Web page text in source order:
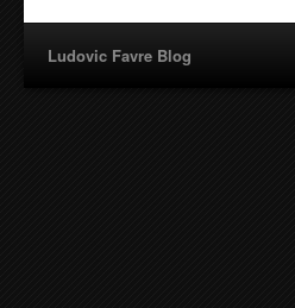
Ludovic Favre Blog